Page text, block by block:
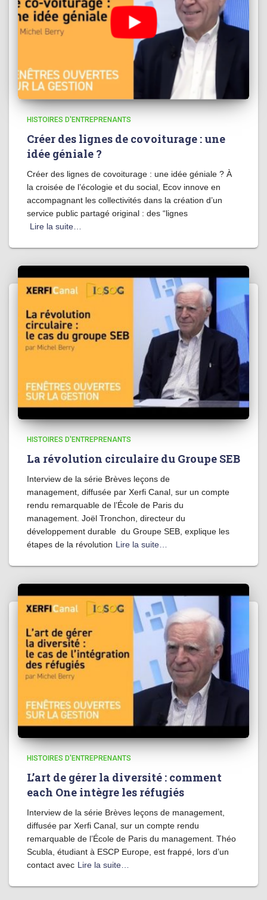
HISTOIRES D'ENTREPRENANTS
Créer des lignes de covoiturage : une
idée géniale ?
Créer des lignes de covoiturage : une idée géniale ? À
la croisée de l’écologie et du social, Ecov innove en
accompagnant les collectivités dans la création d’un
service public partagé original : des “lignes
Lire la suite…
HISTOIRES D'ENTREPRENANTS
La révolution circulaire du Groupe SEB
Interview de la série Brèves leçons de
management, diffusée par Xerfi Canal, sur un compte
rendu remarquable de l’École de Paris du
management. Joël Tronchon, directeur du
développement durable du Groupe SEB, explique les
étapes de la révolution Lire la suite…
HISTOIRES D'ENTREPRENANTS
L’art de gérer la diversité : comment
each One intègre les réfugiés
Interview de la série Brèves leçons de management,
diffusée par Xerfi Canal, sur un compte rendu
remarquable de l’École de Paris du management. Théo
Scubla, étudiant à ESCP Europe, est frappé, lors d’un
contact avec Lire la suite…